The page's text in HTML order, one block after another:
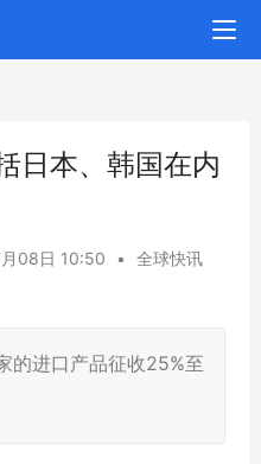
日本、韩国在内
08日 10:50 •
全球快讯
的进口产品征收25%至